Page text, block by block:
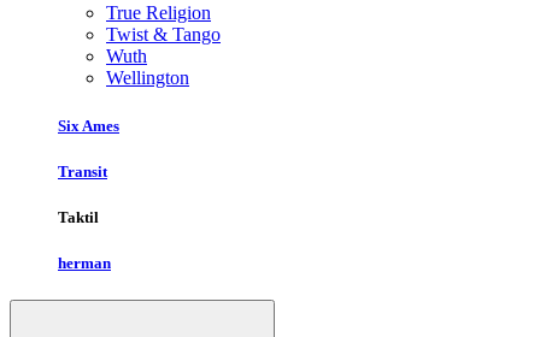
True Religion
Twist & Tango
Wuth
Wellington
Six Ames
Transit
Taktil
herman